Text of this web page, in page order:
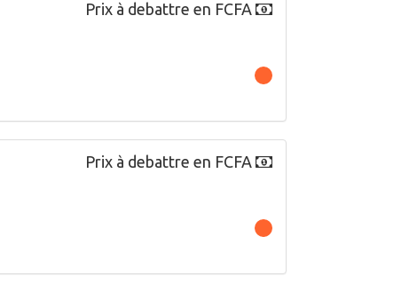
Prix à debattre en FCFA
Prix à debattre en FCFA